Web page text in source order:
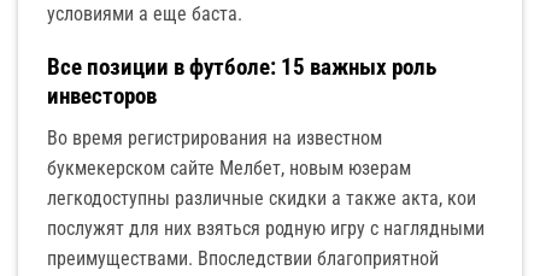
условиями а еще баста.
Все позиции в футболе: 15 важных роль
инвесторов
Во время регистрирования на известном
букмекерском сайте Мелбет, новым юзерам
легкодоступны различные скидки а также акта, кои
послужят для них взяться родную игру с наглядными
преимуществами. Впоследствии благоприятной